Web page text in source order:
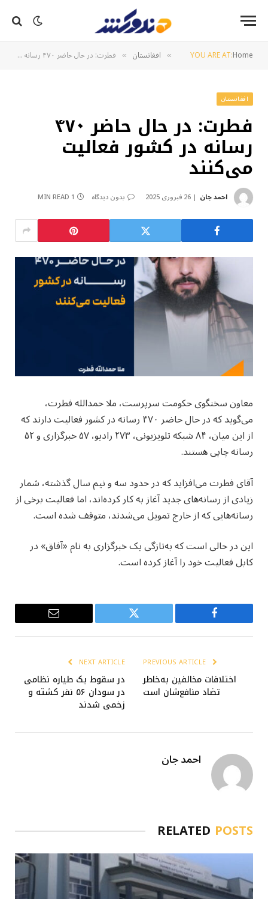
YOU ARE AT:Home
» افغانستان » فطرت: در حال حاضر ۴۷۰ رسانه در کشور فعالیت می‌کنند
افغانستان
فطرت: در حال حاضر ۴۷۰
رسانه در کشور فعالیت
می‌کنند
احمد جان 26 فبروری 2025 بدون دیدگاه 1 MIN READ
معاون سخنگوی حکومت سرپرست، ملا حمدالله فطرت،
می‌گوید که در حال حاضر ۴۷۰ رسانه در کشور فعالیت دارند که
از این میان، ۸۴ شبکه تلویزیونی، ۲۷۳ رادیو، ۵۷ خبرگزاری و ۵۲
رسانه چاپی هستند.
آقای فطرت می‌افزاید که در حدود سه و نیم سال گذشته، شمار
زیادی از رسانه‌های جدید آغاز به کار کرده‌اند، اما فعالیت برخی از
رسانه‌هایی که از خارج تمویل می‌شدند، متوقف شده است.
این در حالی است که به‌تازگی یک خبرگزاری به نام «آفاق» در
کابل فعالیت خود را آغاز کرده است.
Facebook
Twitter
Email
اختلافات مخالفین به‌خاطر
تضاد منافع‌شان است
NEXT ARTICLE
در سقوط یک طیاره نظامی
در سودان ۵۶ نفر کشته و
زخمی شدند
احمد جان
RELATED POSTS